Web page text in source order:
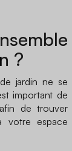
?
jardin ne se
important de
afin de trouver
votre espace